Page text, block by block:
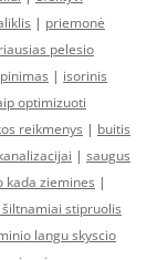
| priemonė
pelesio
| isorinis
optimizuoti
reikmenys | buitis
| saugus
kada ziemines |
stipruolis
langu skyscio